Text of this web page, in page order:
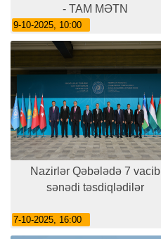
- TAM MƏTN
9-10-2025, 10:00
Nazirlər Qəbələdə 7 vacib
sənədi təsdiqlədilər
7-10-2025, 16:00